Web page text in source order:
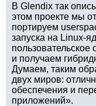
В Glendix так
этом проекте мы
портируем
запуска на Linux-
и получаем
Думаем, таким
двух миров:
обеспечения и
приложений».